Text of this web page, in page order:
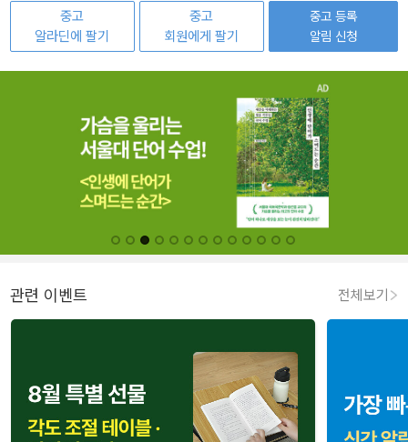
중고
알라딘에 팔기
중고
회원에게 팔기
중고 등록
알림 신청
관련 이벤트 전체보기